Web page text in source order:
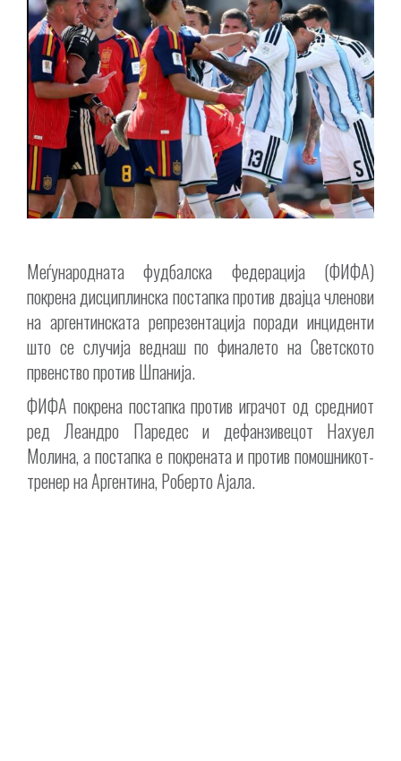
Меѓународната фудбалска федерација (ФИФА)
покрена дисциплинска постапка против двајца членови
на аргентинската репрезентација поради инциденти
што се случија веднаш по финалето на Светското
првенство против Шпанија.
ФИФА покрена постапка против играчот од средниот
ред Леандро Паредес и дефанзивецот Нахуел
Молина, а постапка е покрената и против помошникот-
тренер на Аргентина, Роберто Ајала.